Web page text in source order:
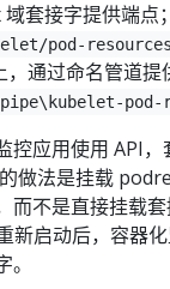
套接字提供端点
pod-
通过命名管道提
pod-
控应用使用 API
做法是挂载
而不是直接挂载
新启动后，容器